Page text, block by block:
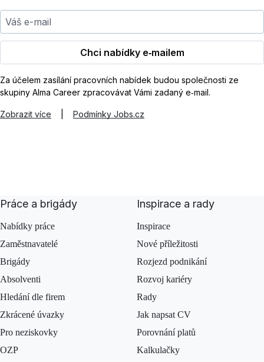
Váš e-mail
Chci nabídky e‑mailem
Za účelem zasílání pracovních nabídek budou společnosti ze
skupiny Alma Career zpracovávat Vámi zadaný e‑mail.
Zobrazit více Podmínky Jobs.cz
Práce a brigády
Nabídky práce
Zaměstnavatelé
Brigády
Absolventi
Hledání dle firem
Zkrácené úvazky
Pro neziskovky
OZP
Inspirace a rady
Inspirace
Nové příležitosti
Rozjezd podnikání
Rozvoj kariéry
Rady
Jak napsat CV
Porovnání platů
Kalkulačky